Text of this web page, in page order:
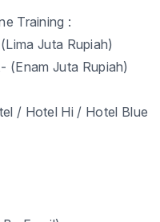
Training :
Juta Rupiah)
(Enam Juta Rupiah)
/ Hotel Hi / Hotel Blue